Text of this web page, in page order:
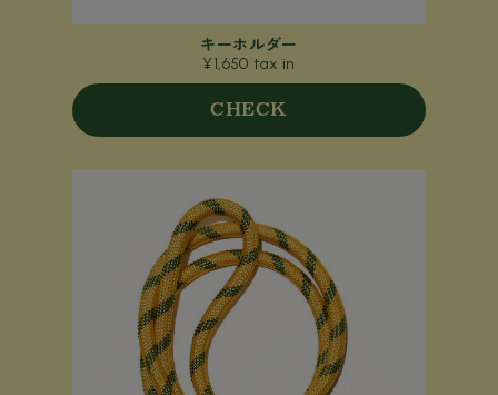
キーホルダー
¥1,650 tax in
CHECK